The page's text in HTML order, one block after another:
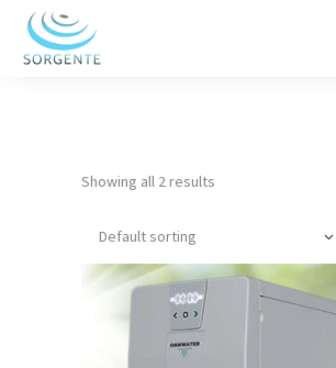
Showing all 2 results
Default sorting